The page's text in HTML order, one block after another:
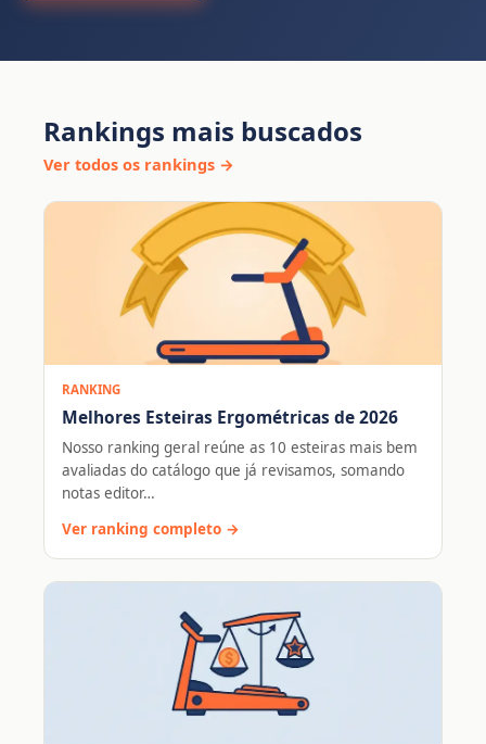
Rankings mais buscados
Ver todos os rankings →
RANKING
Melhores Esteiras Ergométricas de 2026
Nosso ranking geral reúne as 10 esteiras mais bem
avaliadas do catálogo que já revisamos, somando
notas editor…
Ver ranking completo →